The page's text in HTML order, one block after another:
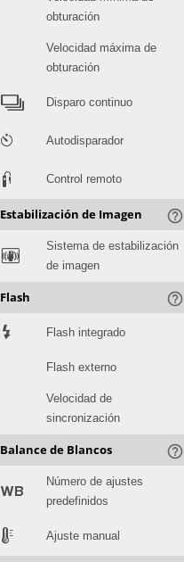
obturación
Velocidad máxima de
obturación
4 Disparo continuo
6 Autodisparador
3 Control remoto
Estabilización de Imagen help_outline
F
Sistema de estabilización
de imagen
Flash help_outline
7 Flash integrado
Flash externo
Velocidad de
sincronización
Balance de Blancos help_outline
9
Número de ajustes
predefinidos
E Ajuste manual